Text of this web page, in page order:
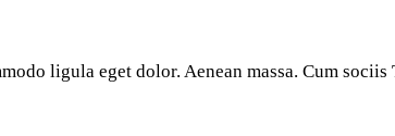
ligula eget dolor. Aenean massa. Cum sociis